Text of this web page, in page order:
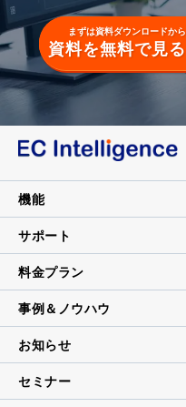
まずは資料ダウンロードから
資料を無料で見る
機能
サポート
料金プラン
事例＆ノウハウ
お知らせ
セミナー